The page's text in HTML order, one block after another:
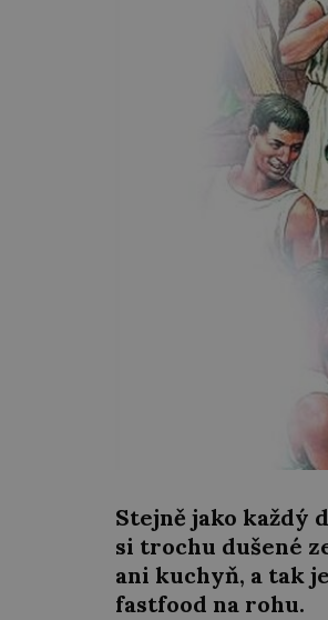
Stejně jako každý
si trochu dušené
ani kuchyň, a tak
fastfood na rohu.